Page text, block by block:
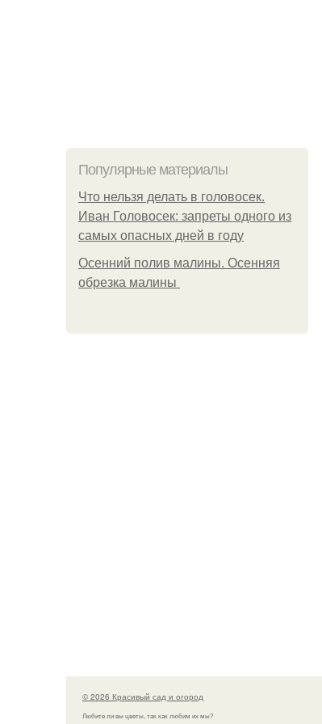
Популярные материалы
Что нельзя делать в головосек.
Иван Головосек: запреты одного из
самых опасных дней в году
Осенний полив малины. Осенняя
обрезка малины
© 2026 Красивый сад и огород
Любите ли вы цветы, так как любим их мы?